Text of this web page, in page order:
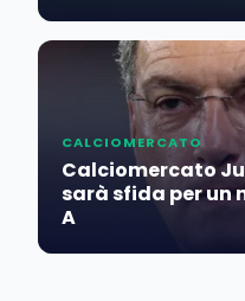
CALCIOMERCATO
Calciomercato
sarà sfida per un
A